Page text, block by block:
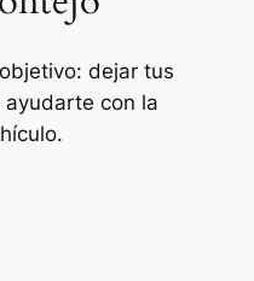
dejar tus
con la